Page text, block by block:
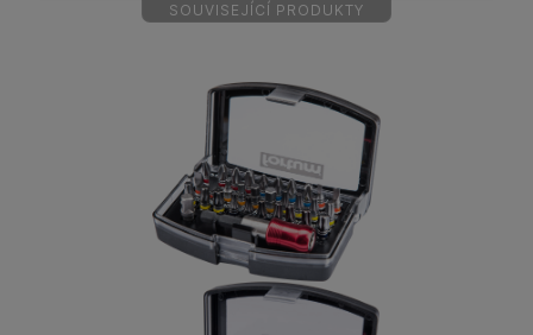
SOUVISEJÍCÍ PRODUKTY